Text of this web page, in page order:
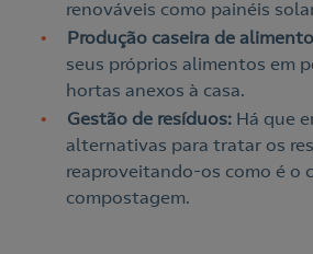
renováveis como painéis
Produção caseira de
seus próprios alimentos em
hortas anexos à casa.
Gestão de resíduos: Há que
alternativas para tratar os
reaproveitando-os como é o
compostagem.